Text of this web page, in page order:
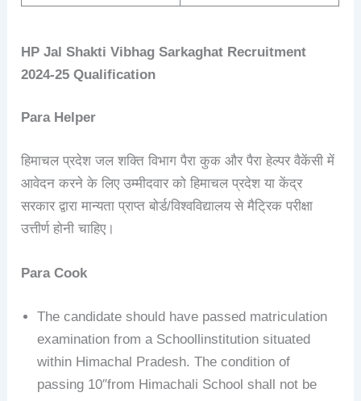
HP Jal Shakti VibhagSarkaghat Recruitment
2024-25 Qualification
Para Helper
हिमाचल प्रदेश जल शक्ति विभाग पैरा कुक और पैरा हेल्पर वैकेंसी में
आवेदन करने के लिए उम्मीदवार को हिमाचल प्रदेश या केंद्र
सरकार द्वारा मान्यता प्राप्त बोर्ड/विश्वविद्यालय से मैट्रिक परीक्षा
उत्तीर्ण होनी चाहिए।
Para Cook
The candidate should have passed matriculation
examination from a Schoollinstitution situated
within Himachal Pradesh. The condition of
passing 10″from Himachali School shall not be